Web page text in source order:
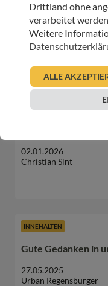
WEITERE
BEGEGNUNGEN IM HOSPIZ
02.01.2026
Christian Sint
INNEHALTEN
Gute Gedanken in
27.05.2025
Urban Regensburger
Drittland ohne
verarbeitet
Weitere
ALLE